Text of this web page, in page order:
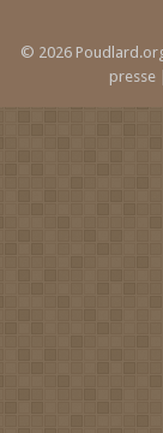
© 2026
presse